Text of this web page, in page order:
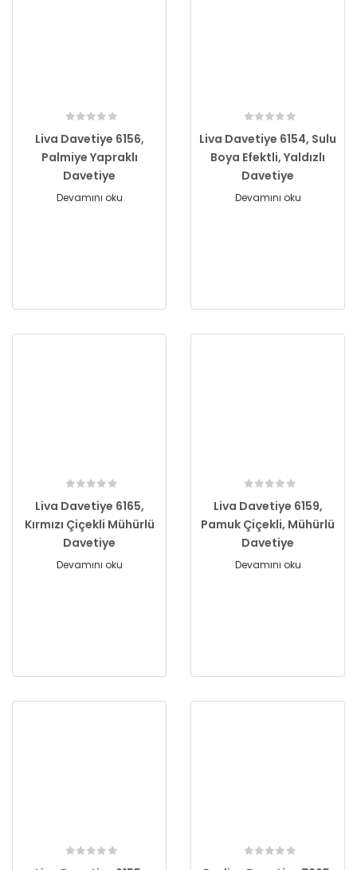
Liva Davetiye 6156,
Palmiye Yapraklı
Davetiye
Devamını oku
Liva Davetiye 6154, Sulu
Boya Efektli, Yaldızlı
Davetiye
Devamını oku
Liva Davetiye 6165,
Kırmızı Çiçekli Mühürlü
Davetiye
Devamını oku
Liva Davetiye 6159,
Pamuk Çiçekli, Mühürlü
Davetiye
Devamını oku